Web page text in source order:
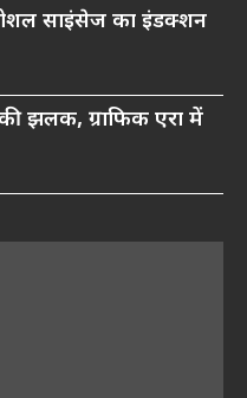
साइंसेज का इंडक्शन
झलक, ग्राफिक एरा में